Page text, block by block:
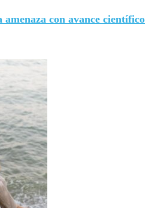
con avance científico